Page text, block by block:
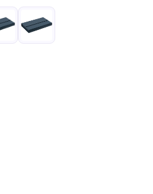
Билеты, купоны
Буклеты